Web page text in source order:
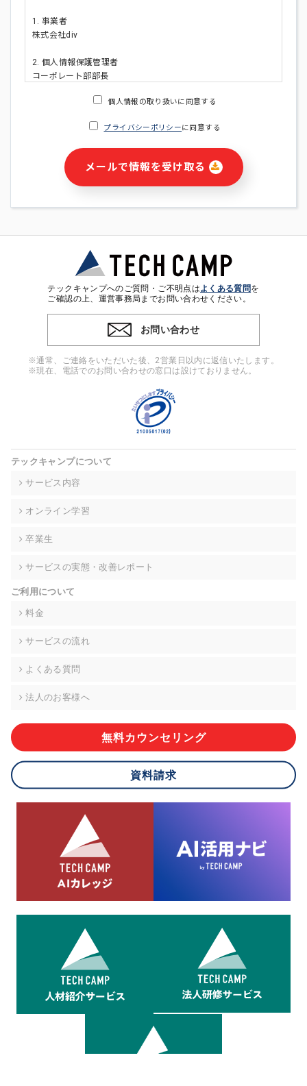
1. 事業者
株式会社div
2. 個人情報保護管理者
コーポレート部部長
・ご請求された資料の送付のため
・本サービス及び本サービスに関連する情報(当社及び第三者の
サービス又は商品等の広告配信・宣伝を含みますが、それらに
・個人(法人の場合は担当者)を識別できない形式に加工した統
計情報の作成および利用
※上記の利用目的に基づいた本人への連絡及び配信について
4. 個人情報の第三者提供
ンをとるために、氏名等の一部の情報をサービス内で使用する
チャットツールで発信することにより、本サービスの他の利用
者等に提供することがあります。
当社は事業運営上、前項利用目的の範囲に限って個人情報を外
高い委託先を選定し、個人情報の適正管理・機密保持について
個人情報の開示等(利用目的の通知、開示、内容の訂正・追加・
て、下記の当社問合わせ窓口に申し出ることができます。その
的な期間内に対応いたします。ただし、申請が本人確認が不可
により、ご希望に添えない場合があります。 なお、アクセスロ
グなどの個人情報以外の情報については、原則として開示等は
株式会社div 個人情報問合せ窓口
メールアドレス:privacy_policy@di-v.co.jp
ご本人様が当社に個人情報を提供されるかどうかは任意による
応ができない場合があります。
8.cookieにより取得・分析した情報とその利用について
当社は第三者が運営するデータ・マネジメント・プラットフォ
ームからcookieにより収集されたウェブの閲覧機歴及びその分
析結果を取得し、これをお客様の個人データと結びつけた上
で、広告配信等の目的で利用いたします。
個人情報の取り扱いに同意する
プライバシーポリシーに同意する
メールで情報を受け取る
テックキャンプへのご質問・ご不明点はよくある質問を
ご確認の上、運営事務局までお問い合わせください。
お問い合わせ
※通常、ご連絡をいただいた後、2営業日以内に返信いたします。
※現在、電話でのお問い合わせの窓口は設けておりません。
テックキャンプについて
サービス内容
オンライン学習
卒業生
サービスの実態・改善レポート
ご利用について
料金
サービスの流れ
よくある質問
法人のお客様へ
無料カウンセリング
資料請求